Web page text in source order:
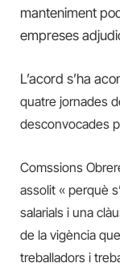
manteniment
empreses
L’acord s’ha
quatre jornades
desconvocades
Comssions
assolit « perquè
salarials i una
de la vigència
treballadors i